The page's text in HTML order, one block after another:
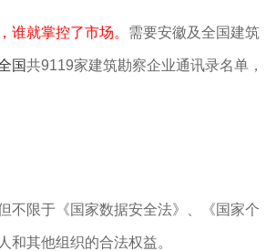
谁就掌控了市场。 需要安徽及全国建筑
国共9119家建筑勘察企业通讯录名单，
不限于《国家数据安全法》、《国家个
和其他组织的合法权益。